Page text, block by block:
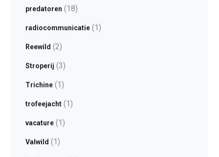
predatoren (18)
radiocommunicatie(1)
Reewild (2)
Stroperij (3)
Trichine(1)
trofeejacht(1)
vacature(1)
Valwild (1)